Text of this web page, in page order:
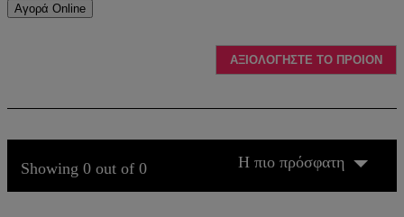
Αγορά Online
ΑΞΙΟΛΟΓΗΣΤΕ ΤΟ ΠΡΟΙΟΝ
Showing 0 out of 0 Η πιο πρόσφατη